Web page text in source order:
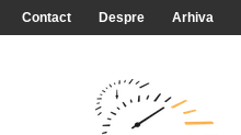
Contact Despre Arhiva